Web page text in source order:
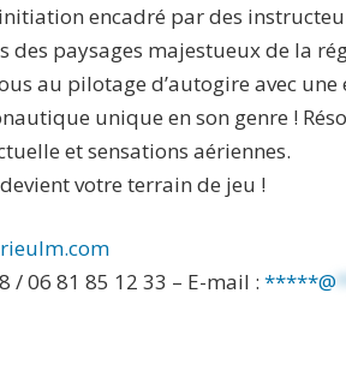
encadré par des
des paysages majestueux de la
au pilotage d’autogire avec
unique en son genre !
et sensations aériennes.
votre terrain de jeu !
/ 06 81 85 12 33 – E-mail : *****@